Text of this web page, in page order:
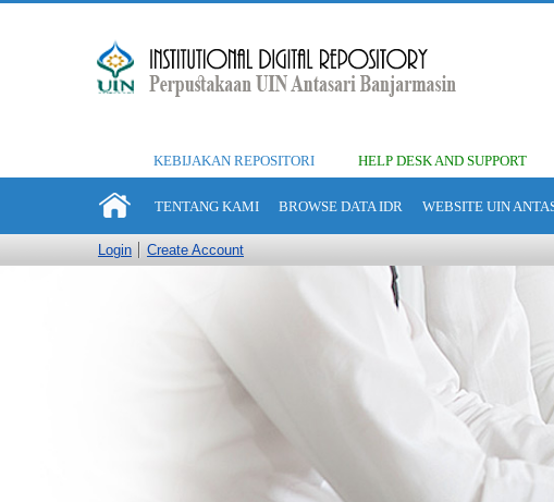
KEBIJAKAN REPOSITORI HELP DESK AND SUPPORT
TENTANG KAMI BROWSE DATA IDR WEBSITE UIN
Login Create Account